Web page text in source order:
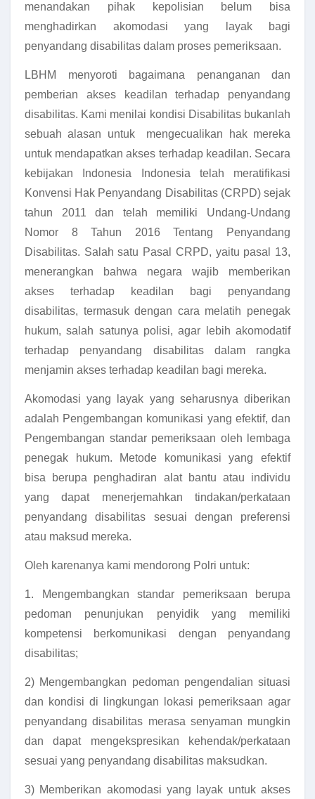
menandakan pihak kepolisian belum bisa
menghadirkan akomodasi yang layak bagi
penyandang disabilitas dalam proses pemeriksaan.
LBHM menyoroti bagaimana penanganan dan
pemberian akses keadilan terhadap penyandang
disabilitas. Kami menilai kondisi Disabilitas bukanlah
sebuah alasan untuk mengecualikan hak mereka
untuk mendapatkan akses terhadap keadilan. Secara
kebijakan Indonesia Indonesia telah meratifikasi
Konvensi Hak Penyandang Disabilitas (CRPD) sejak
tahun 2011 dan telah memiliki Undang-Undang
Nomor 8 Tahun 2016 Tentang Penyandang
Disabilitas. Salah satu Pasal CRPD, yaitu pasal 13,
menerangkan bahwa negara wajib memberikan
akses terhadap keadilan bagi penyandang
disabilitas, termasuk dengan cara melatih penegak
hukum, salah satunya polisi, agar lebih akomodatif
terhadap penyandang disabilitas dalam rangka
menjamin akses terhadap keadilan bagi mereka.
Akomodasi yang layak yang seharusnya diberikan
adalah Pengembangan komunikasi yang efektif, dan
Pengembangan standar pemeriksaan oleh lembaga
penegak hukum. Metode komunikasi yang efektif
bisa berupa penghadiran alat bantu atau individu
yang dapat menerjemahkan tindakan/perkataan
penyandang disabilitas sesuai dengan preferensi
atau maksud mereka.
Oleh karenanya kami mendorong Polri untuk:
1. Mengembangkan standar pemeriksaan berupa
pedoman penunjukan penyidik yang memiliki
kompetensi berkomunikasi dengan penyandang
disabilitas;
2) Mengembangkan pedoman pengendalian situasi
dan kondisi di lingkungan lokasi pemeriksaan agar
penyandang disabilitas merasa senyaman mungkin
dan dapat mengekspresikan kehendak/perkataan
sesuai yang penyandang disabilitas maksudkan.
3) Memberikan akomodasi yang layak untuk akses